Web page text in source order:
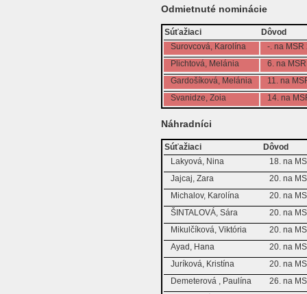
Odmietnuté nominácie
Súťažiaci
Dôvod
Surovcová, Karolína
-. na MSR
Plichtová, Melánia
6. na
Gardošíková, Melánia
11. na
Svanidze, Zoia
14. na
Náhradníci
Súťažiaci
Dôvod
Lakyová, Nina
18. na
Jajcaj, Zara
20. na
Michalov, Karolína
20. na
ŠINTALOVÁ, Sára
20. na
Mikulčíková, Viktória
20. na
Ayad, Hana
20. na
Juríková, Kristína
20. na
Demeterová , Paulína
26. na